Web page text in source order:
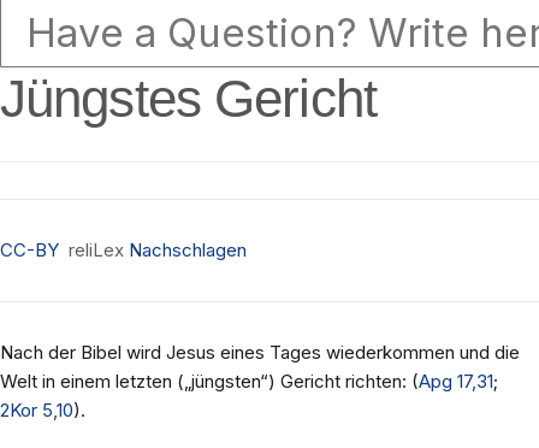
Jüngstes Gericht
CC-BY reliLex Nachschlagen
Nach der Bibel wird Jesus eines Tages wiederkommen und die
Welt in einem letzten („jüngsten“) Gericht richten: (Apg 17,31;
2Kor 5,10).